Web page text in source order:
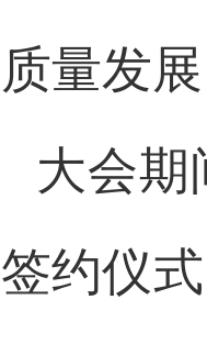
质量发
大会期
签约仪